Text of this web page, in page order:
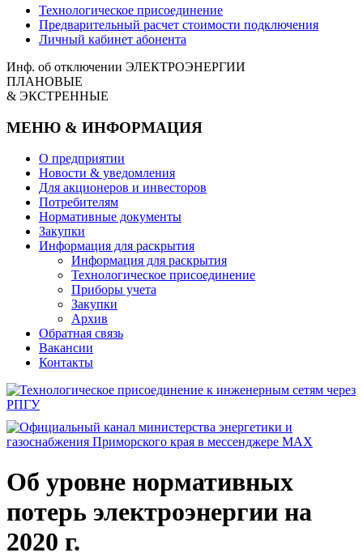
Технологическое присоединение
Предварительный расчет стоимости подключения
Личный кабинет абонента
Инф. об отключении ЭЛЕКТРОЭНЕРГИИ
ПЛАНОВЫЕ
& ЭКСТРЕННЫЕ
МЕНЮ & ИНФОРМАЦИЯ
О предприятии
Новости & уведомления
Для акционеров и инвесторов
Потребителям
Нормативные документы
Закупки
Информация для раскрытия
Информация для раскрытия
Технологическое присоединение
Приборы учета
Закупки
Архив
Обратная связь
Вакансии
Контакты
Об уровне нормативных
потерь электроэнергии на
2020 г.